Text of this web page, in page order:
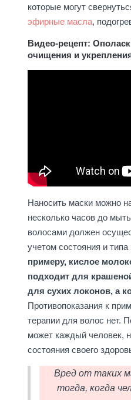
которые могут
эфирные масла,
Видео-рецепт:
очищения и
Наносить маски можно
несколько часов до
волосами должен
учетом состояния и
примеру, кислое
подходит для
для сухих локонов, а
Противопоказания к
терапии для волос нет.
может каждый человек,
состояния своего
Вред от таких
тогда, когда